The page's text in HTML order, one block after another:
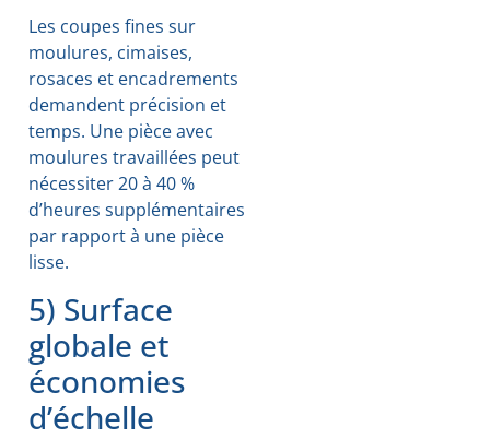
Les coupes fines sur
moulures, cimaises,
rosaces et encadrements
demandent précision et
temps. Une pièce avec
moulures travaillées peut
nécessiter 20 à 40 %
d’heures supplémentaires
par rapport à une pièce
lisse.
5) Surface
globale et
économies
d’échelle